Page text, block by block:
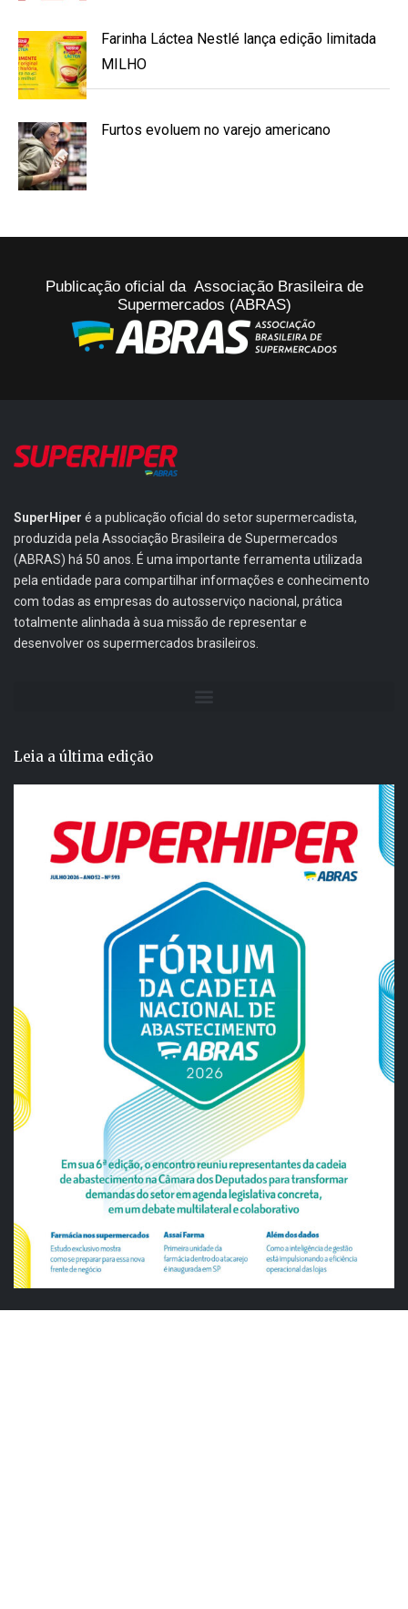
Farinha Láctea Nestlé lança edição limitada
MILHO
Furtos evoluem no varejo americano
Publicação oficial da Associação Brasileira de
Supermercados (ABRAS)
SuperHiper é a publicação oficial do setor supermercadista,
produzida pela Associação Brasileira de Supermercados
(ABRAS) há 50 anos. É uma importante ferramenta utilizada
pela entidade para compartilhar informações e conhecimento
com todas as empresas do autosserviço nacional, prática
totalmente alinhada à sua missão de representar e
desenvolver os supermercados brasileiros.
Leia a última edição